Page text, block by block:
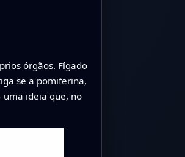
órgãos. Fígado
se a pomiferina,
ideia que, no